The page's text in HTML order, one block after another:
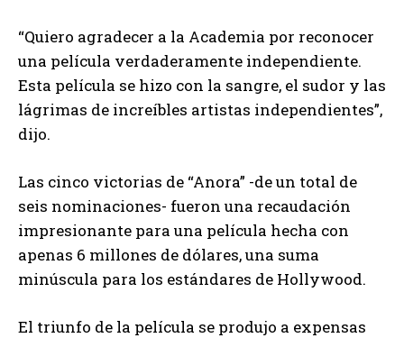
“Quiero agradecer a la Academia por reconocer
una película verdaderamente independiente.
Esta película se hizo con la sangre, el sudor y las
lágrimas de increíbles artistas independientes”,
dijo.
Las cinco victorias de “Anora” -de un total de
seis nominaciones- fueron una recaudación
impresionante para una película hecha con
apenas 6 millones de dólares, una suma
minúscula para los estándares de Hollywood.
El triunfo de la película se produjo a expensas